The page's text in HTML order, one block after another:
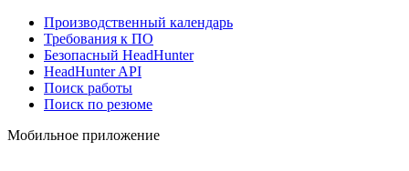
Производственный календарь
Требования к ПО
Безопасный HeadHunter
HeadHunter API
Поиск работы
Поиск по резюме
Мобильное приложение